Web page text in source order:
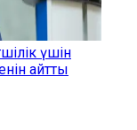
үшін
айтты